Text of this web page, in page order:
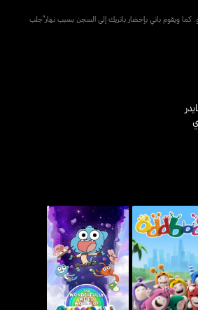
كما ويقوم باني بإحضار باتريك إلى السجن بسبب نهار"جلب
أودبودز
ذا وندرڤولي ويرد ورلد أوف
غومبال